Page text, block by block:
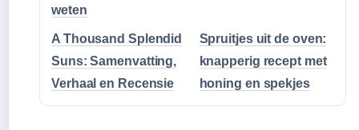
weten
A Thousand Splendid
Suns: Samenvatting,
Verhaal en Recensie
Spruitjes uit de oven:
knapperig recept met
honing en spekjes